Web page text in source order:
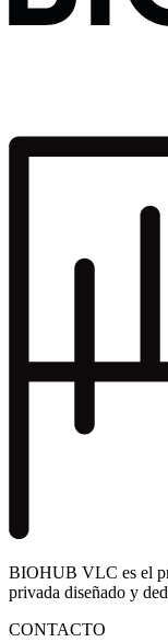
BIOHUB VLC es el
privada diseñado y
CONTACTO